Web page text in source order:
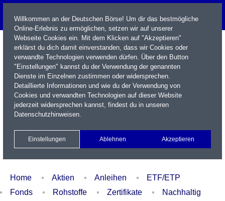
Name / WKN / ISIN / Kürzel
Xetra Realtime
Watchlist Portfolio Login
Home Aktien Anleihen
ETF/ETP
Fonds
Rohstoffe Zertifikate
Nachhaltig
Willkommen an der Deutschen Börse! Um dir das bestmögliche
Online-Erlebnis zu ermöglichen, setzen wir auf unserer
Webseite Cookies ein. Mit dem Klicken auf "Akzeptieren"
erklärst du dich damit einverstanden, dass wir Cookies oder
verwandte Technologien verwenden dürfen. Über den Button
"Einstellungen" kannst du der Verwendung der genannten
Dienste im Einzelnen zustimmen oder widersprechen.
Detaillierte Informationen und wie du der Verwendung von
Cookies und verwandten Technologien auf dieser Website
jederzeit widersprechen kannst, findest du in unseren
Datenschutzhinweisen.
Einstellungen Ablehnen Akzeptieren